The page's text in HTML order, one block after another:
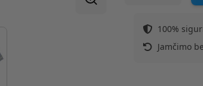
100%
Jamčimo